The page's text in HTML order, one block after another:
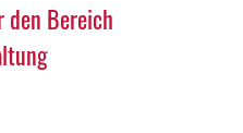
Bereich